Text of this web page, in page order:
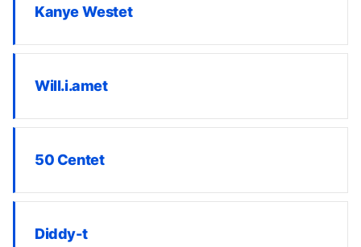
Kanye Westet
Will.i.amet
50 Centet
Diddy-t